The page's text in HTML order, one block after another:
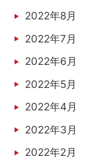
2022年8月
2022年7月
2022年6月
2022年5月
2022年4月
2022年3月
2022年2月